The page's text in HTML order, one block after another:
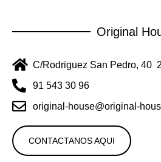
Original
C/Rodriguez San Pedro, 40
91 543 30 96
original-house@original-
CONTACTANOS AQUI